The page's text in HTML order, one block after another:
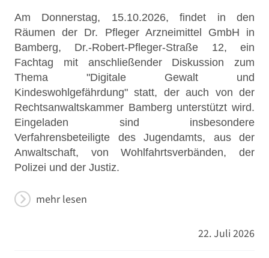
Am Donnerstag, 15.10.2026, findet in den
Räumen der Dr. Pfleger Arzneimittel GmbH in
Bamberg, Dr.-Robert-Pfleger-Straße 12, ein
Fachtag mit anschließender Diskussion zum
Thema "Digitale Gewalt und
Kindeswohlgefährdung" statt, der auch von der
Rechtsanwaltskammer Bamberg unterstützt wird.
Eingeladen sind insbesondere
Verfahrensbeteiligte des Jugendamts, aus der
Anwaltschaft, von Wohlfahrtsverbänden, der
Polizei und der Justiz.
mehr lesen
22. Juli 2026